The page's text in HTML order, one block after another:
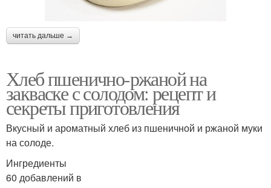
читать дальше →
Хлеб пшенично-ржаной на
закваске с солодом: рецепт и
секреты приготовления
Вкусный и ароматный хлеб из пшеничной и ржаной муки
на солоде.
Ингредиенты
60 добавлений в